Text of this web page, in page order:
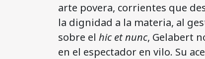
arte povera, corrientes que
la dignidad a la materia, al
sobre el hic et nunc, Gelabert
en el espectador en vilo. Su